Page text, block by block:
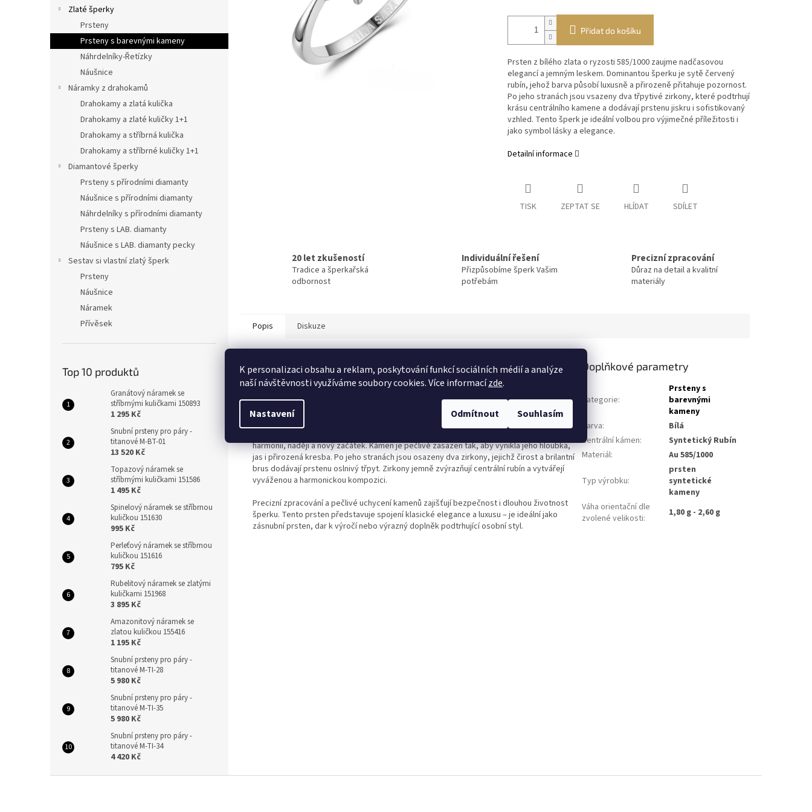
K personalizaci obsahu a reklam, poskytování funkcí sociálních médií a analýze
naší návštěvnosti využíváme soubory cookies. Více informacízde.
Nastavení Odmítnout Souhlasím
l
Zlaté šperky
Prsteny
Prsteny s barevnými kameny
Náhrdelníky-Řetízky
Náušnice
Náramky z drahokamů
Drahokamy a zlatá kulička
Drahokamy a zlaté kuličky 1+1
Drahokamy a stříbrná kulička
Drahokamy a stříbrné kuličky 1+1
Diamantové šperky
Prsteny s přírodními diamanty
Náušnice s přírodními diamanty
Náhrdelníky s přírodními diamanty
Prsteny s LAB. diamanty
Náušnice s LAB. diamanty pecky
Sestav si vlastní zlatý šperk
Prsteny
Náušnice
Náramek
Přívěsek
Top 10 produktů
Granátový náramek se
stříbrnými kuličkami 150893
1 295 Kč
Snubní prsteny pro páry -
titanové M-BT-01
13 520 Kč
Topazový náramek se
stříbrnými kuličkami 151586
1 495 Kč
Spinelový náramek se stříbrnou
kuličkou 151630
995 Kč
Perleťový náramek se stříbrnou
kuličkou 151616
795 Kč
Rubelitový náramek se zlatými
kuličkami 151968
3 895 Kč
Amazonitový náramek se
zlatou kuličkou 155416
1 195 Kč
Snubní prsteny pro páry -
titanové M-TI-28
5 980 Kč
Snubní prsteny pro páry -
titanové M-TI-35
5 980 Kč
Snubní prsteny pro páry -
titanové M-TI-34
4 420 Kč
Přidat do košíku
Prsten z bílého zlata o ryzosti 585/1000 zaujme nadčasovou
elegancí a jemným leskem. Dominantou šperku je sytě červený
rubín, jehož barva působí luxusně a přirozeně přitahuje pozornost.
Po jeho stranách jsou vsazeny dva třpytivé zirkony, které podtrhují
krásu centrálního kamene a dodávají prstenu jiskru i sofistikovaný
vzhled. Tento šperk je ideální volbou pro výjimečné příležitosti i
jako symbol lásky a elegance.
Detailní informace
TISK ZEPTAT SE HLÍDAT SDÍLET
20 let zkušeností
Tradice a šperkařská
odbornost
Individuální řešení
Přizpůsobíme šperk Vašim
potřebám
Precizní zpracování
Důraz na detail a kvalitní
materiály
Popis Diskuze
Detailní popis produktu
Elegantní prsten je vyroben z bílého zlata o ryzosti 585/1000 (14 kt), které vyniká teplým
odstínem a dlouhodobou odolností. Hladce leštěná obroučka působí luxusně a zároveň
nadčasově, díky čemuž je šperk vhodný pro každodenní nošení i slavnostní příležitosti.
harmonii, naději a nový začátek. Kámen je pečlivě zasazen tak, aby vynikla jeho hloubka,
jas i přirozená kresba. Po jeho stranách jsou osazeny dva zirkony, jejichž čirost a brilantní
brus dodávají prstenu oslnivý třpyt. Zirkony jemně zvýrazňují centrální rubín a vytvářejí
vyváženou a harmonickou kompozici.
Precizní zpracování a pečlivé uchycení kamenů zajišťují bezpečnost i dlouhou životnost
šperku. Tento prsten představuje spojení klasické elegance a luxusu – je ideální jako
zásnubní prsten, dar k výročí nebo výrazný doplněk podtrhující osobní styl.
Doplňkové parametry
Kategorie:
Prsteny s
barevnými
kameny
Barva:
Bílá
Centrální kámen:
Syntetický Rubín
Materiál: Au 585/1000
Typ výrobku:
prsten
syntetické
kameny
Váha orientační dle
zvolené velikosti: 1,80 g - 2,60 g